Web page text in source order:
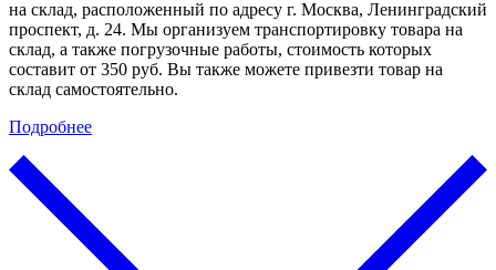
на склад, расположенный по адресу г. Москва, Ленинградский
проспект, д. 24. Мы организуем транспортировку товара на
склад, а также погрузочные работы, стоимость которых
составит от 350 руб. Вы также можете привезти товар на
склад самостоятельно.
Подробнее